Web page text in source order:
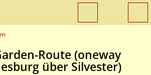
Route (oneway
über Silvester)